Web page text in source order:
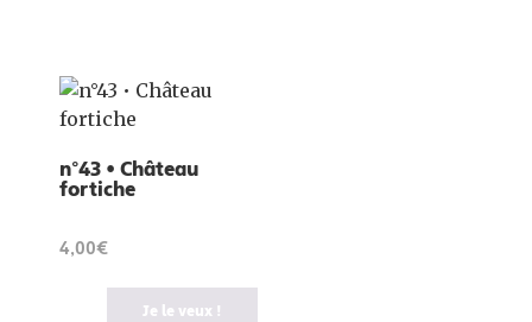
n°43 • Château
fortiche
4,00€
Je le veux !